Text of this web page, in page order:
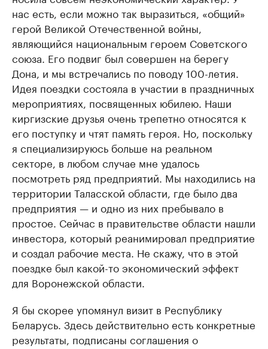
нас есть, если можно так выразиться, «общий»
герой Великой Отечественной войны,
являющийся национальным героем Советского
союза. Его подвиг был совершен на берегу
Дона, и мы встречались по поводу 100-летия.
Идея поездки состояла в участии в праздничных
мероприятиях, посвященных юбилею. Наши
киргизские друзья очень трепетно относятся к
его поступку и чтят память героя. Но, поскольку
я специализируюсь больше на реальном
секторе, в любом случае мне удалось
посмотреть ряд предприятий. Мы находились на
территории Таласской области, где было два
предприятия — и одно из них пребывало в
простое. Сейчас в правительстве области нашли
инвестора, который реанимировал предприятие
и создал рабочие места. Не скажу, что в этой
поездке был какой-то экономический эффект
для Воронежской области.
Я бы скорее упомянул визит в Республику
Беларусь. Здесь действительно есть конкретные
результаты, подписаны соглашения о